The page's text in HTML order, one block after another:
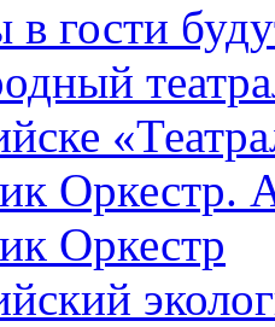
в гости
Оркестр.
Оркестр